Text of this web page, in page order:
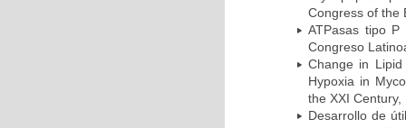
Congress of the
ATPasas tipo P
Congreso
Change in
Hypoxia in
the XXI
Desarrollo de